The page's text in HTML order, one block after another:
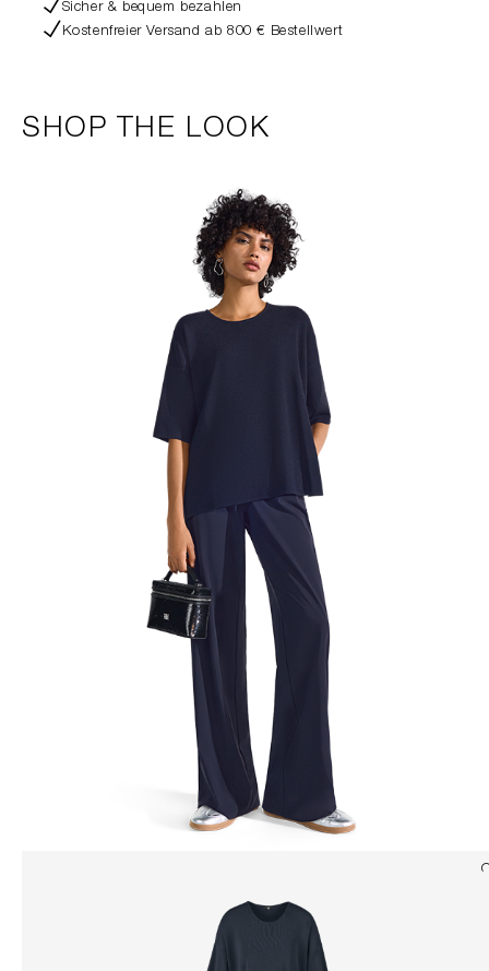
Sicher & bequem bezahlen
Kostenfreier Versand ab 800 € Bestellwert
SHOP THE LOOK